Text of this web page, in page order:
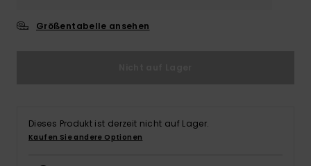
Größentabelle ansehen
Dieses Produkt ist derzeit nicht auf Lager.
Kaufen Sie andere Optionen